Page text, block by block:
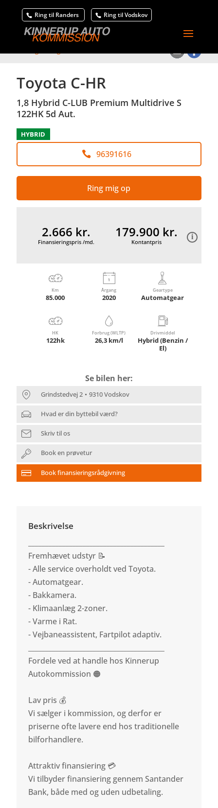
Ring til Randers Ring til Vodskov
Toyota C-HR
1,8 Hybrid C-LUB Premium Multidrive S
122HK 5d Aut.
HYBRID
96391616
Ring mig op
2.666 kr.
Finansieringspris /md.
179.900 kr.
Kontantpris
Km
85.000
Årgang
2020
Geartype
Automatgear
HK
122hk
Forbrug (WLTP)
26,3 km/l
Drivmiddel
Hybrid (Benzin /
El)
Se bilen her:
Grindstedvej 2 9310 Vodskov
Hvad er din byttebil værd?
Skriv til os
Book en prøvetur
Book finansieringsrådgivning
Beskrivelse
Fremhævet udstyr 📝
- Alle service overholdt ved Toyota.
- Automatgear.
- Bakkamera.
- Klimaanlæg 2-zoner.
- Varme i Rat.
- Vejbaneassistent, Fartpilot adaptiv.
Fordele ved at handle hos Kinnerup
Autokommission 🟠
Lav pris 💰
Vi sælger i kommission, og derfor er
priserne ofte lavere end hos traditionelle
bilforhandlere.
Attraktiv finansiering 💳
Vi tilbyder finansiering gennem Santander
Bank, både med og uden udbetaling.